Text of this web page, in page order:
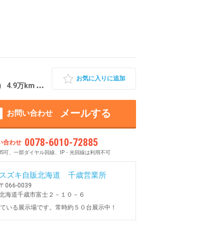
北海道千歳市
お気に入りに追加
お問い合わせ メールする
合わせ 0078-6010-72885
可、一部ダイヤル回線、IP・光回線は利用不可
スズキ自販北海道 千歳営業所
〒066-0039
海道千歳市富士２－１０－６
いる展示場です。常時約５０台展示中！